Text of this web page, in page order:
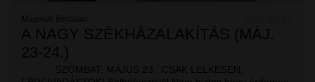
Mágikus Bertalan
A NAGY SZÉKHÁZALAKÍTÁS (MÁJ.
23-24.)
SZOMBAT, MÁJUS 23.: CSAK LELKESEN,